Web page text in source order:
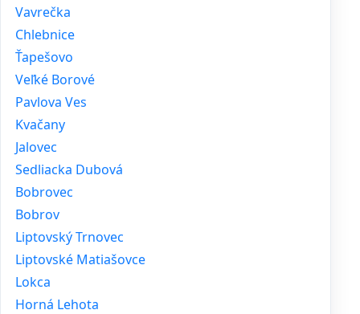
Vavrečka
Chlebnice
Ťapešovo
Veľké Borové
Pavlova Ves
Kvačany
Jalovec
Sedliacka Dubová
Bobrovec
Bobrov
Liptovský Trnovec
Liptovské Matiašovce
Lokca
Horná Lehota